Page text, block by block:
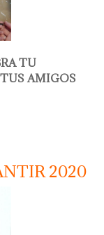
TU
AMIGOS
2020